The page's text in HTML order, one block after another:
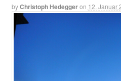
byChristoph Hedeggeron 12. Januar